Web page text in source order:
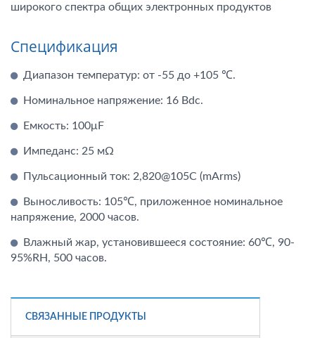
широкого спектра общих электронных продуктов
Спецификация
Диапазон температур: от -55 до +105 ℃.
Номинальное напряжение: 16 Вdc.
Емкость: 100μF
Импеданс: 25 мΩ
Пульсационный ток: 2,820@105C (mArms)
Выносливость: 105℃, приложенное номинальное
напряжение, 2000 часов.
Влажный жар, установившееся состояние: 60℃, 90-
95%RH, 500 часов.
СВЯЗАННЫЕ ПРОДУКТЫ